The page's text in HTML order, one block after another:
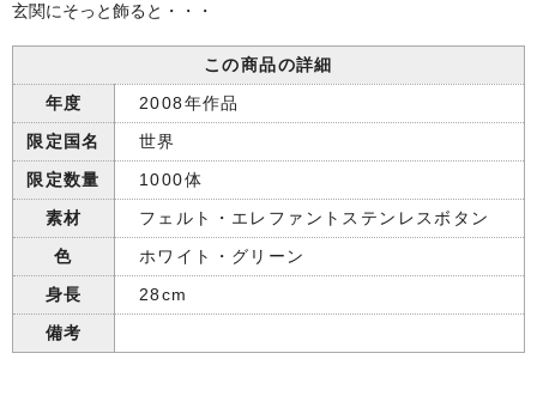
玄関にそっと飾ると・・・
この商品の詳細
年度
2008年作品
限定国名
世界
限定数量
1000体
素材
フェルト・エレファントステンレスボタン
色
ホワイト・グリーン
身長
28cm
備考